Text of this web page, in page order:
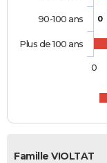
0
90-100 ans
Plus de 100 ans
0
Famille VIOLTAT